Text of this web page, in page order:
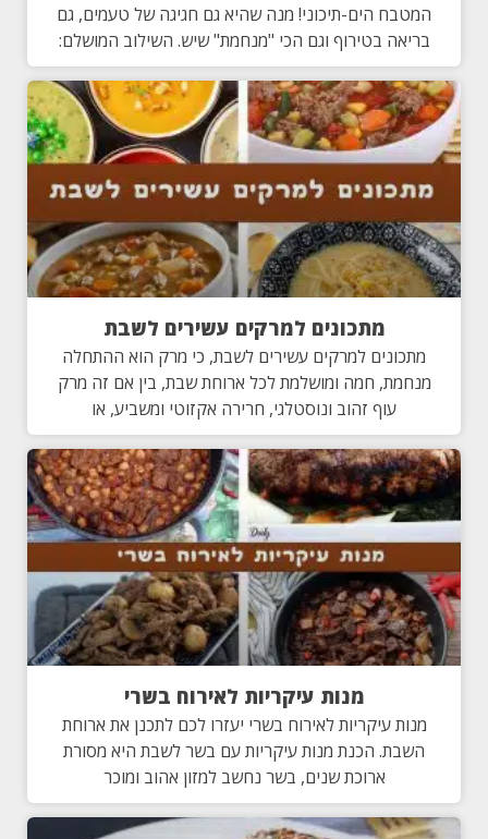
המטבח הים-תיכוני! מנה שהיא גם חגיגה של טעמים, גם
בריאה בטירוף וגם הכי "מנחמת" שיש. השילוב המושלם:
מתכונים למרקים עשירים לשבת
מתכונים למרקים עשירים לשבת, כי מרק הוא ההתחלה
מנחמת, חמה ומושלמת לכל ארוחת שבת, בין אם זה מרק
עוף זהוב ונוסטלגי, חרירה אקזוטי ומשביע, או
מנות עיקריות לאירוח בשרי
מנות עיקריות לאירוח בשרי יעזרו לכם לתכנן את ארוחת
השבת. הכנת מנות עיקריות עם בשר לשבת היא מסורת
ארוכת שנים, בשר נחשב למזון אהוב ומוכר